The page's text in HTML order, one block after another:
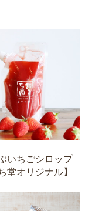
いちごシロップ
堂オリジナル】